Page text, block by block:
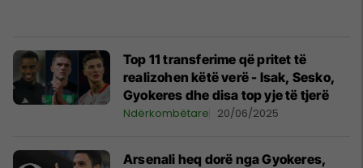
Top 11 transferime që pritet të
realizohen këtë verë - Isak, Sesko,
Gyokeres dhe disa top yje të tjerë
Ndërkombëtare 20/06/2025
Arsenali heq dorë nga Gyokeres,